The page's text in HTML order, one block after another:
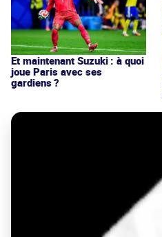
Et maintenant Suzuki : à quoi
joue Paris avec ses
gardiens ?